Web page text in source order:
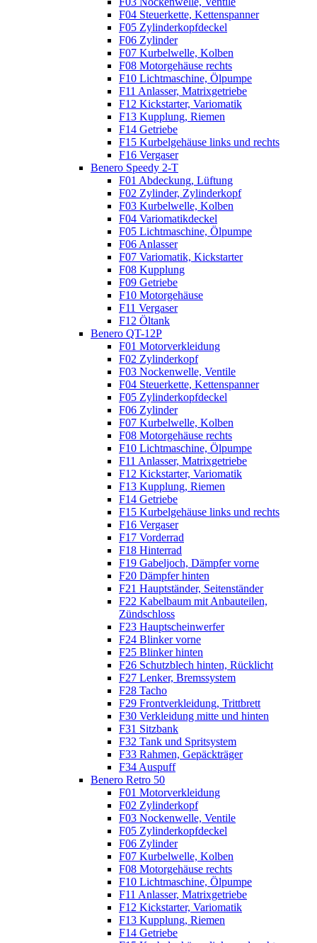
F04 Steuerkette, Kettenspanner
F05 Zylinderkopfdeckel
F06 Zylinder
F07 Kurbelwelle, Kolben
F08 Motorgehäuse rechts
F10 Lichtmaschine, Ölpumpe
F11 Anlasser, Matrixgetriebe
F12 Kickstarter, Variomatik
F13 Kupplung, Riemen
F14 Getriebe
F15 Kurbelgehäuse links und rechts
F16 Vergaser
Benero Speedy 2-T
F01 Abdeckung, Lüftung
F02 Zylinder, Zylinderkopf
F03 Kurbelwelle, Kolben
F04 Variomatikdeckel
F05 Lichtmaschine, Ölpumpe
F06 Anlasser
F07 Variomatik, Kickstarter
F08 Kupplung
F09 Getriebe
F10 Motorgehäuse
F11 Vergaser
F12 Öltank
Benero QT-12P
F01 Motorverkleidung
F02 Zylinderkopf
F03 Nockenwelle, Ventile
F04 Steuerkette, Kettenspanner
F05 Zylinderkopfdeckel
F06 Zylinder
F07 Kurbelwelle, Kolben
F08 Motorgehäuse rechts
F10 Lichtmaschine, Ölpumpe
F11 Anlasser, Matrixgetriebe
F12 Kickstarter, Variomatik
F13 Kupplung, Riemen
F14 Getriebe
F15 Kurbelgehäuse links und rechts
F16 Vergaser
F17 Vorderrad
F18 Hinterrad
F19 Gabeljoch, Dämpfer vorne
F20 Dämpfer hinten
F21 Hauptständer, Seitenständer
F22 Kabelbaum mit Anbauteilen,
Zündschloss
F23 Hauptscheinwerfer
F24 Blinker vorne
F25 Blinker hinten
F26 Schutzblech hinten, Rücklicht
F27 Lenker, Bremssystem
F28 Tacho
F29 Frontverkleidung, Trittbrett
F30 Verkleidung mitte und hinten
F31 Sitzbank
F32 Tank und Spritsystem
F33 Rahmen, Gepäckträger
F34 Auspuff
Benero Retro 50
F01 Motorverkleidung
F02 Zylinderkopf
F03 Nockenwelle, Ventile
F05 Zylinderkopfdeckel
F06 Zylinder
F07 Kurbelwelle, Kolben
F08 Motorgehäuse rechts
F10 Lichtmaschine, Ölpumpe
F11 Anlasser, Matrixgetriebe
F12 Kickstarter, Variomatik
F13 Kupplung, Riemen
F14 Getriebe